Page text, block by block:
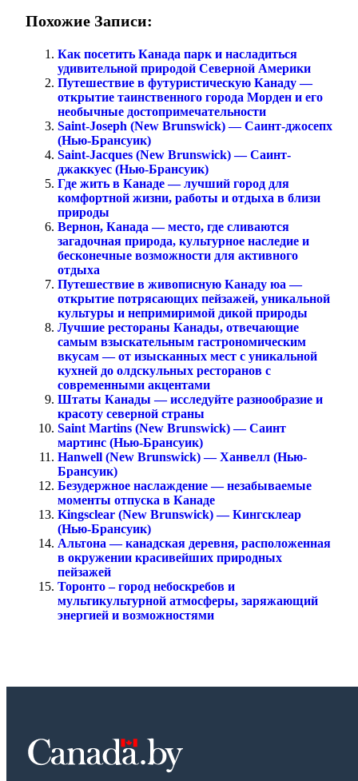
Похожие Записи:
Как посетить Канада парк и насладиться
удивительной природой Северной Америки
Путешествие в футуристическую Канаду —
открытие таинственного города Морден и его
необычные достопримечательности
Saint-Joseph (New Brunswick) — Саинт-джосепх
(Нью-Брансуик)
Saint-Jacques (New Brunswick) — Саинт-
джаккуес (Нью-Брансуик)
Где жить в Канаде — лучший город для
комфортной жизни, работы и отдыха в близи
природы
Вернон, Канада — место, где сливаются
загадочная природа, культурное наследие и
бесконечные возможности для активного
отдыха
Путешествие в живописную Канаду юа —
открытие потрясающих пейзажей, уникальной
культуры и непримиримой дикой природы
Лучшие рестораны Канады, отвечающие
самым взыскательным гастрономическим
вкусам — от изысканных мест с уникальной
кухней до олдскульных ресторанов с
современными акцентами
Штаты Канады — исследуйте разнообразие и
красоту северной страны
Saint Martins (New Brunswick) — Саинт
мартинс (Нью-Брансуик)
Hanwell (New Brunswick) — Ханвелл (Нью-
Брансуик)
Безудержное наслаждение — незабываемые
моменты отпуска в Канаде
Kingsclear (New Brunswick) — Кингсклеар
(Нью-Брансуик)
Альтона — канадская деревня, расположенная
в окружении красивейших природных
пейзажей
Торонто – город небоскребов и
мультикультурной атмосферы, заряжающий
энергией и возможностями